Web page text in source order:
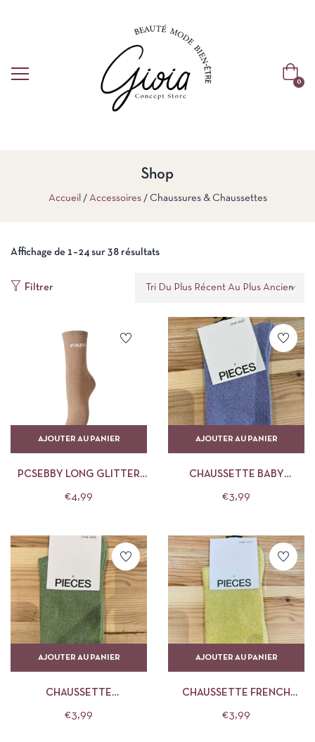
0
Shop
Accueil Accessoires Chaussures & Chaussettes
Affichage de 1–24 sur 38 résultats
Filtrer
AJOUTER AU PANIER
PCSEBBY LONG GLITTER
€4,99
AJOUTER AU PANIER
CHAUSSETTE BABY
€3,99
AJOUTER AU PANIER
CHAUSSETTE
€3,99
AJOUTER AU PANIER
CHAUSSETTE FRENCH
€3,99